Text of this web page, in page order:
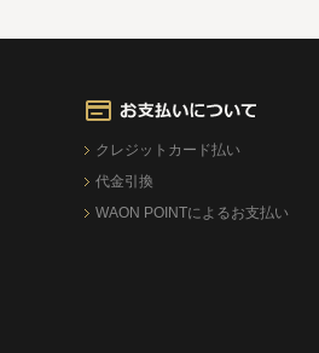
クレジットカード払い
代金引換
WAON POINTによるお支払い